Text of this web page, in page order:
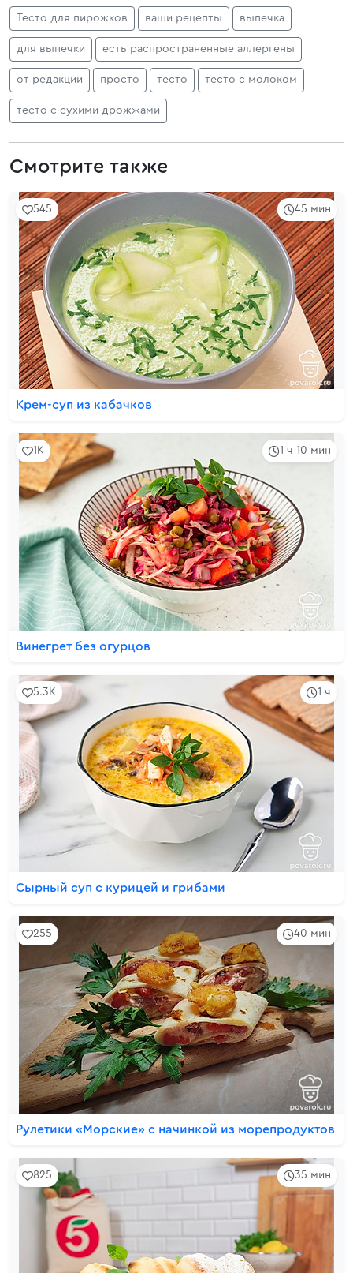
Тесто для пирожков ваши рецепты выпечка
для выпечки есть распространенные аллергены
от редакции просто тесто тесто с молоком
тесто с сухими дрожжами
Смотрите также
45 мин
545
Крем-суп из кабачков
1 ч 10 мин
1K
Винегрет без огурцов
1 ч
5.3K
Сырный суп с курицей и грибами
40 мин
255
Рулетики «Морские» с начинкой из морепродуктов
35 мин
825